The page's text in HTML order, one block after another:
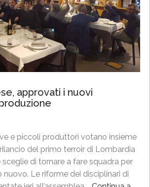
approvati i nuovi
e piccoli produttori votano insieme
del primo terroir di Lombardia
sceglie di tornare a fare squadra per
nuovo. Le riforme dei disciplinari di